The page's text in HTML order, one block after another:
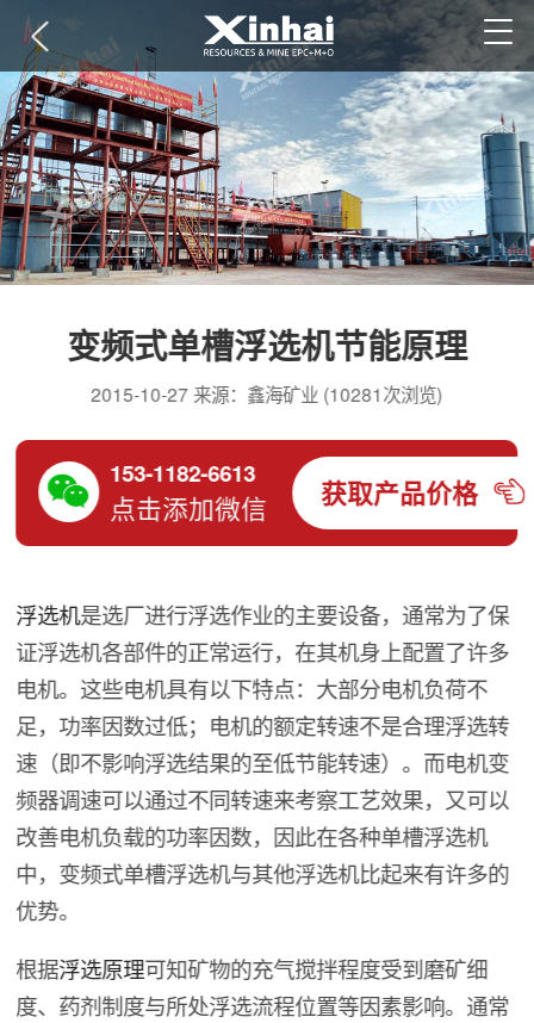
变频式单槽浮选机节能原理
2015-10-27 来源：鑫海矿业 (10281次浏览)
153-1182-6613
点击添加微信 获取产品价格
浮选机是选厂进行浮选作业的主要设备，通常为了保
证浮选机各部件的正常运行，在其机身上配置了许多
电机。这些电机具有以下特点：大部分电机负荷不
足，功率因数过低；电机的额定转速不是合理浮选转
速（即不影响浮选结果的至低节能转速）。而电机变
频器调速可以通过不同转速来考察工艺效果，又可以
改善电机负载的功率因数，因此在各种单槽浮选机
中，变频式单槽浮选机与其他浮选机比起来有许多的
优势。
根据浮选原理可知矿物的充气搅拌程度受到磨矿细
度、药剂制度与所处浮选流程位置等因素影响。通常